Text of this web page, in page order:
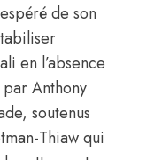
de son
en l’absence
par Anthony
soutenus
Thiaw qui